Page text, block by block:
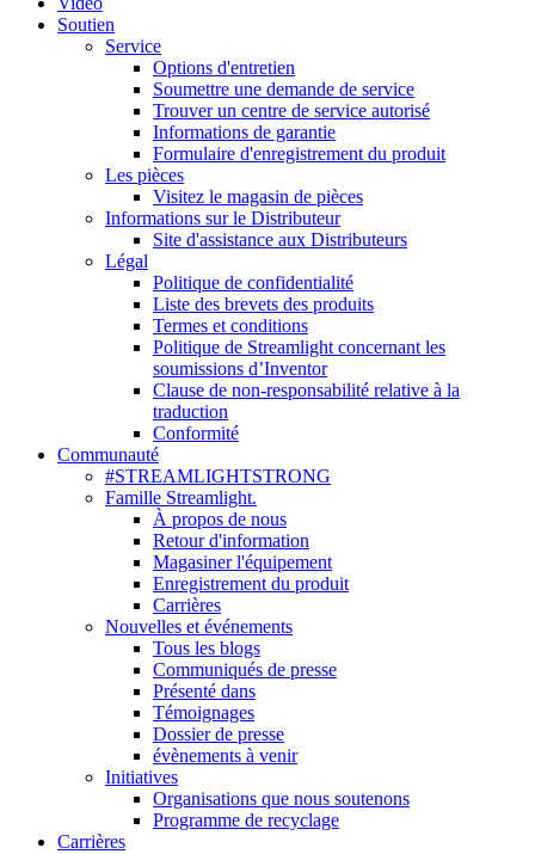
Soutien
Service
Options d'entretien
Soumettre une demande de service
Trouver un centre de service autorisé
Informations de garantie
Formulaire d'enregistrement du produit
Les pièces
Visitez le magasin de pièces
Informations sur le Distributeur
Site d'assistance aux Distributeurs
Légal
Politique de confidentialité
Liste des brevets des produits
Termes et conditions
Politique de Streamlight concernant les
soumissions d’Inventor
Clause de non-responsabilité relative à la
traduction
Conformité
Communauté
#STREAMLIGHTSTRONG
Famille Streamlight.
À propos de nous
Retour d'information
Magasiner l'équipement
Enregistrement du produit
Carrières
Nouvelles et événements
Tous les blogs
Communiqués de presse
Présenté dans
Témoignages
Dossier de presse
évènements à venir
Initiatives
Organisations que nous soutenons
Programme de recyclage
Carrières